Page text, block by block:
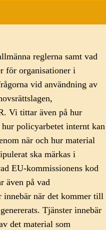
reglerna samt vad
för organisationer i
vid användning av
Vi tittar även på hur
hur policyarbetet internt kan
när och hur material
ska märkas i
EU-kommissionens kod
även på vad
när det kommer till
Tjänster innebär
det material som